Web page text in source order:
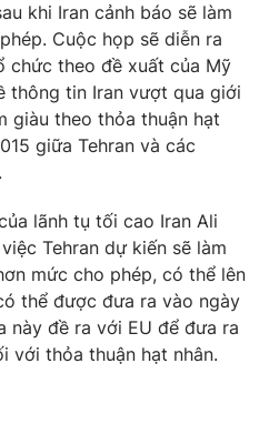
khi Iran cảnh báo sẽ làm
Cuộc họp sẽ diễn ra
chức theo đề xuất của Mỹ
thông tin Iran vượt qua giới
giàu theo thỏa thuận hạt
giữa Tehran và các
lãnh tụ tối cao Iran Ali
Tehran dự kiến sẽ làm
mức cho phép, có thể lên
thể được đưa ra vào ngày
này đề ra với EU để đưa ra
với thỏa thuận hạt nhân.